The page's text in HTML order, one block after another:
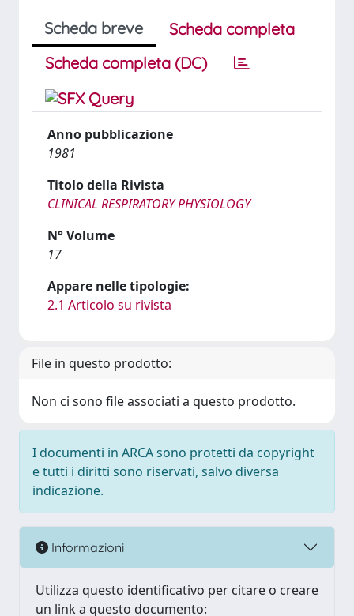
Scheda breve
Scheda completa
Scheda completa (DC)
Anno pubblicazione
1981
Titolo della Rivista
CLINICAL RESPIRATORY PHYSIOLOGY
N° Volume
17
Appare nelle tipologie:
2.1 Articolo su rivista
File in questo prodotto:
Non ci sono file associati a questo prodotto.
I documenti in ARCA sono protetti da copyright
e tutti i diritti sono riservati, salvo diversa
indicazione.
Informazioni
Utilizza questo identificativo per citare o creare
un link a questo documento: